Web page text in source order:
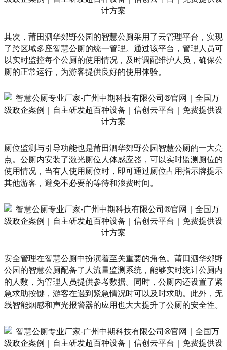
其次，莆田泗华郊野公园的智慧公厕采用了云管理平台，实现
了跨区域多座智慧公厕的统一管理。通过该平台，管理人员可
以实时监控每个公厕的使用情况，及时调配维护人员，确保公
厕的正常运行，为游客提供良好的使用体验。
厕位监测与引导功能也是莆田泗华郊野公园智慧公厕的一大亮
点。公厕内安装了激光厕位人体感应器，可以实时监测厕位的
使用情况，当有人使用厕位时，即可通过厕位占用指示牌提示
其他游客，避免不必要的等待和浪费时间。
安全管理在智慧公厕中扮演着至关重要的角色。莆田泗华郊野
公园的智慧公厕配备了人流量监测系统，能够实时统计公厕内
的人数，为管理人员提供参考数据。同时，公厕内还设置了紧
急求助按键，游客在遇到紧急情况时可以及时求助。此外，无
线智能烟感和声光报警器的应用也大大提升了公厕的安全性。